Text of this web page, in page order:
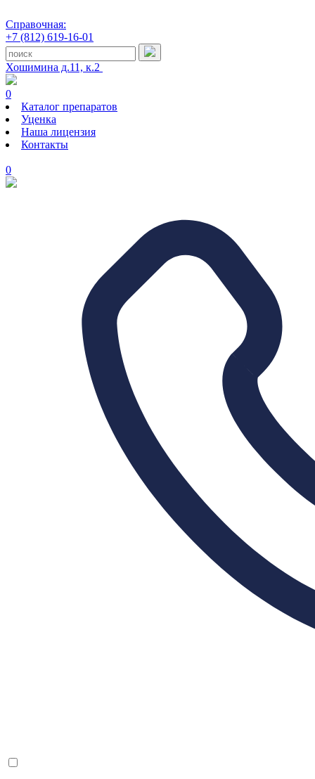
Справочная:
+7 (812) 619-16-01
Хошимина д.11, к.2
0
Каталог препаратов
Уценка
Наша лицензия
Контакты
0